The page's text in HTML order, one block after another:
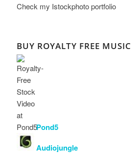
Check my Istockphoto portfolio
BUY ROYALTY FREE MUSIC
Pond5
Audiojungle